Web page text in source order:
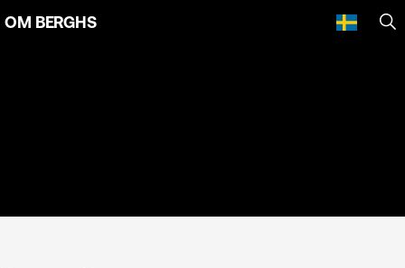
OM BERGHS